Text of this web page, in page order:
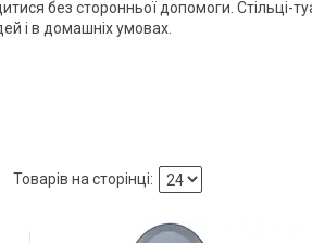
без сторонньої допомоги. Стільці-
і в домашніх умовах.